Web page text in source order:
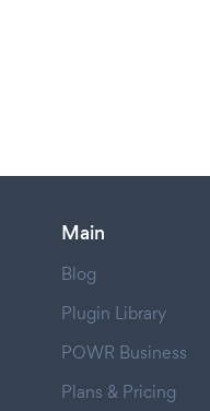
Main
Blog
Plugin Library
POWR Business
Plans & Pricing